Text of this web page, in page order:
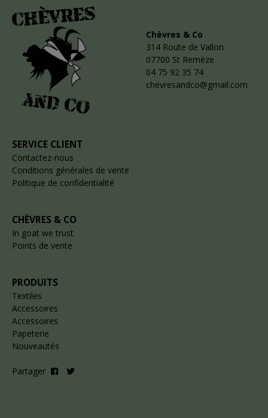
Chèvres & Co
314 Route de Vallon
07700 St Remèze
04 75 92 35 74
chevresandco@gmail.com
SERVICE CLIENT
Contactez-nous
Conditions générales de vente
Politique de confidentialité
CHÈVRES & CO
In goat we trust
Points de vente
PRODUITS
Textiles
Accessoires
Accessoires
Papeterie
Nouveautés
Partager